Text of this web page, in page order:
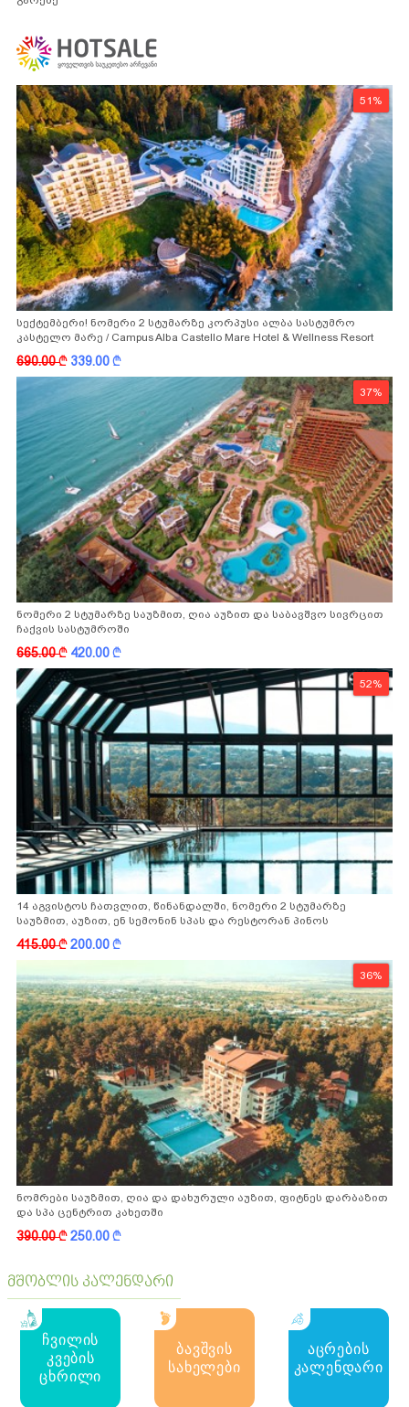
51%
სექტემბერი! ნომერი 2 სტუმარზე კორპუსი ალბა სასტუმრო
კასტელო მარე / Campus Alba Castello Mare Hotel & Wellness Resort
690.00k 339.00k
37%
ნომერი 2 სტუმარზე საუზმით, ღია აუზით და საბავშვო სივრცით
ჩაქვის სასტუმროში
665.00k 420.00k
52%
14 აგვისტოს ჩათვლით, წინანდალში, ნომერი 2 სტუმარზე
საუზმით, აუზით, ენ სემონინ სპას და რესტორან პინოს
ფასდაკლებით
415.00k200.00k
36%
ნომრები საუზმით, ღია და დახურული აუზით, ფიტნეს დარბაზით
და სპა ცენტრით კახეთში
390.00k250.00k
მშობლის კალენდარი
ჩვილის
კვების
ცხრილი
ბავშვის
სახელები
აცრების
კალენდარი